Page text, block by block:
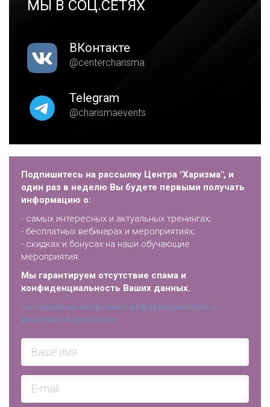
МЫ В СОЦ.СЕТЯХ
ВКонтакте
@centercharisma
Telegram
@charismaevents
Подпишитесь на рассылку Центра "Харизма", и
один раз в неделю Вы будете первыми получать
информацию о:
- самых интересных и актуальных тренингах;
- бесплатных вебинарах и мероприятиях;
- скидках и бонусах на наши обучающие
мероприятия.
Мы гарантируем отсутствие спама и
конфиденциальность Ваших данных.
Согласие на получение информационной и
рекламной рассылки